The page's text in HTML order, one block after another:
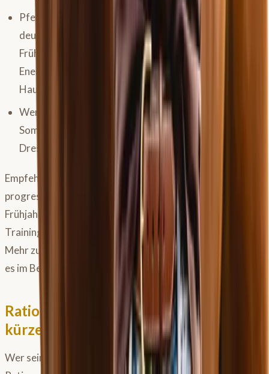
Pferde, die täglich so bewegt werden, sind im Frühling
deutlich weniger „frisch" – denn das viel diskutierte
Frühjahrstief der Nerven ist oft schlicht ein
Energieproblem: Das Pferd hat Dampf unter der
Haube und weiß nicht, wohin damit.
Wer die Ausdauerbasis jetzt gezielt aufbaut, hat im
Sommer ein Pferd, das mehr leisten kann und in
Dressurstunden entspannter mitarbeitet.
Empfehlenswert ist auch, die Strecken zu messen und
progressiv zu steigern – so wird aus dem
Frühjahrsspaziergang ein strukturiertes
Trainingsprogramm, das dem Pferd langfristig nützt.
Mehr zum Aufbau eines sinnvollen Ausdauertrainings gibt
es im Beitrag zu
Konditionstraining beim Pferd
Ration anpassen: Wann und wie viel
kürzen?
Wer sein Pferd auf die Weide lässt, muss die restliche